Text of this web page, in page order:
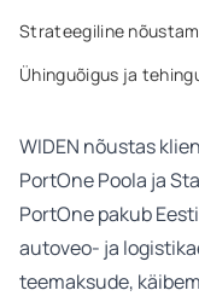
Strateegiline
Ühinguõigus ja
WIDEN nõustas
PortOne Poola ja
PortOne pakub
autoveo- ja
teemaksude,